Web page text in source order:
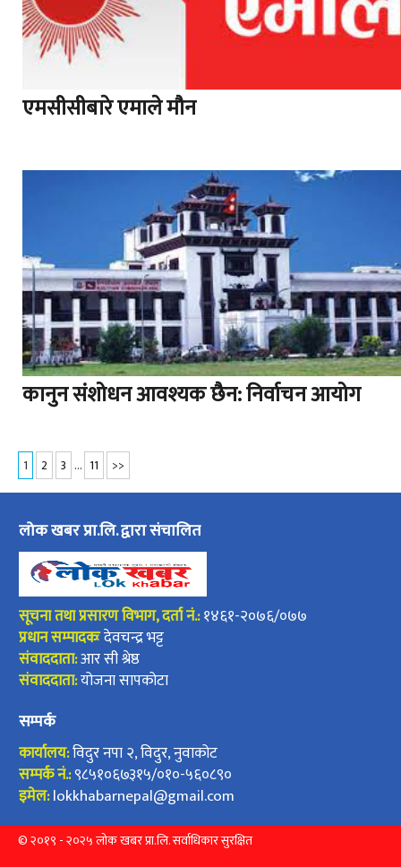
एमसीसीबारे एमाले मौन
कानुन संशोधन आवश्यक छैन: निर्वाचन आयोग
1 2 3 … 11 >>
लोक खबर प्रा.लि. द्वारा संचालित
सूचना तथा प्रसारण विभाग, दर्ता नं.:१४६१-२०७६/०७७
प्रधान सम्पादकःदेवचन्द्र भट्ट
संवाददाता:आर सी श्रेष्ठ
संवाददाता:योजना सापकोटा
सम्पर्क
कार्यालय:विदुर नपा २, विदुर, नुवाकोट
सम्पर्क नं.:९८५१०६७३१५/०१०-५६०८९०
इमेल:lokkhabarnepal@gmail.com
© २०१९ - २०२५ लोक खबर प्रा.लि. सर्वाधिकार सुरक्षित